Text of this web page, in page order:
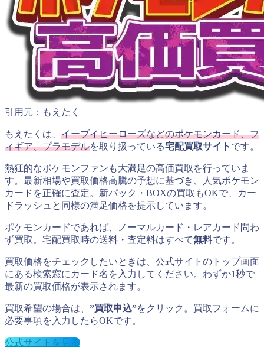
引用元：もえたく
もえたくは、 イーブイヒーローズなどのポケモンカード、フ
ィギア、プラモデルを取り扱っている宅配買取サイト です。
熱狂的なポケモンファンも大満足の高価買取を行っていま
す。最新相場や買取価格高騰の予想に基づき、人気ポケモン
カードを正確に査定。新パック・BOXの買取もOKで、カー
ドラッシュと同様の満足価格を提示しています。
ポケモンカードであれば、ノーマルカード・レアカード問わ
ず買取。宅配買取時の送料・査定料はすべて無料です。
買取価格をチェックしたいときは、公式サイトのトップ画面
にある検索窓にカード名を入力してください。わずか1秒で
最新の買取価格が表示されます。
買取希望の場合は、 ”買取申込”をクリック。買取フォームに
必要事項を入力したらOKです。
公式サイトを見る